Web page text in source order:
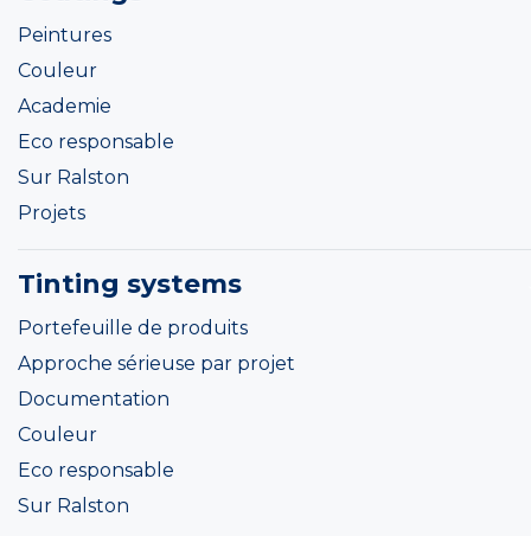
Peintures
Couleur
Academie
Eco responsable
Sur Ralston
Projets
Tinting systems
Portefeuille de produits
Approche sérieuse par projet
Documentation
Couleur
Eco responsable
Sur Ralston